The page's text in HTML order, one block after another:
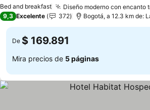
Bed and breakfast Diseño moderno con encanto
9,3 Excelente 372 Bogotá, a 12.3 km de:
De $ 169.891
Mira precios de 5 páginas